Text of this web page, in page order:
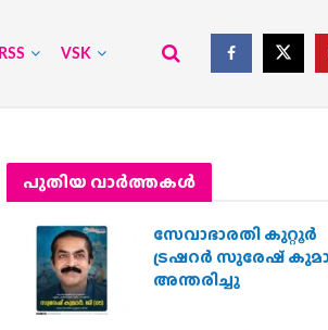
RSS VSK
പുതിയ വാര്‍ത്തകള്‍
സേവാഭാരതി കുറ്റൂർ
ട്രഷറർ സുരേഷ്
അന്തരിച്ചു